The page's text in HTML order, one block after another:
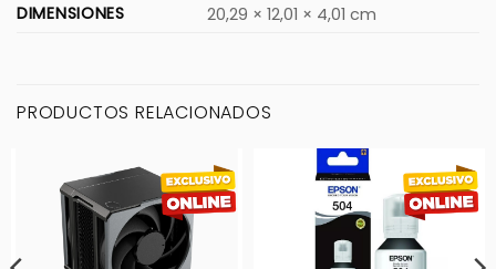
DIMENSIONES
20,29 × 12,01 × 4,01 cm
PRODUCTOS RELACIONADOS